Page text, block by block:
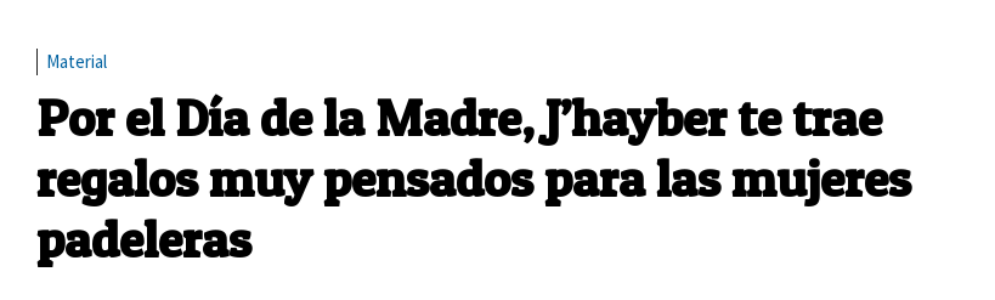
Material
Por el Día de la Madre, J’hayber te trae
regalos muy pensados para las mujeres
padeleras